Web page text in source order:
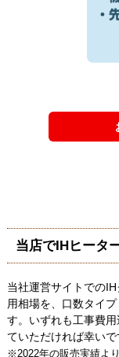
当店でIHヒータ
当社運営サイトでの
用相場を、口数タイ
す。いずれも工事費
ていただければ幸いで
※2022年の販売実績より